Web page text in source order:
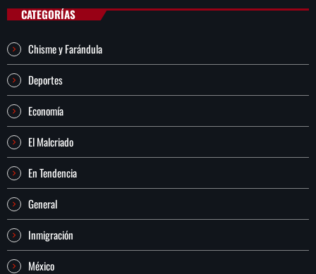
CATEGORÍAS
Chisme y Farándula
Deportes
Economía
El Malcriado
En Tendencia
General
Inmigración
México